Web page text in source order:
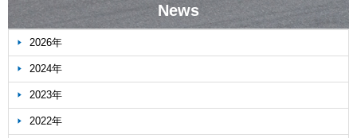
News
2026年
2024年
2023年
2022年